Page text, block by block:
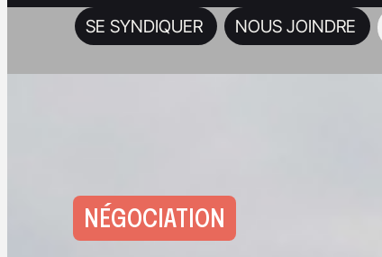
SE SYNDIQUER NOUS JOINDRE
NÉGOCIATION